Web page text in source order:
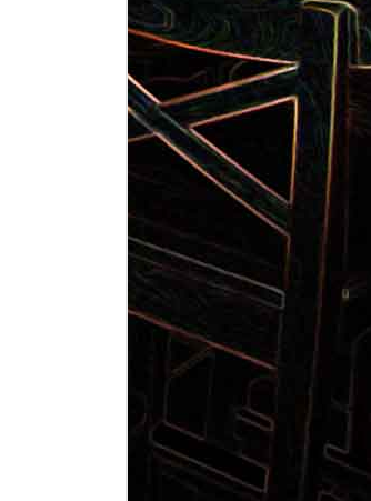
Gnocchi au pesto de
pistaches
Panna cotta au coulis de kiwi